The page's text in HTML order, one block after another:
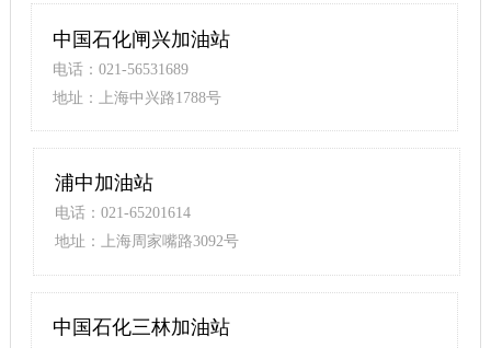
中国石化闸兴加油站
电话：021-56531689
地址：上海中兴路1788号
浦中加油站
电话：021-65201614
地址：上海周家嘴路3092号
中国石化三林加油站